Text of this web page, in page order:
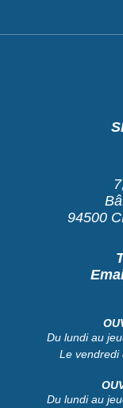
94500
Du lundi au
Le vendredi
Du lundi au